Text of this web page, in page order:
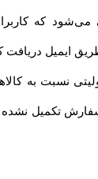
می‌شود که
ایمیل دریافت
نسبت به
تکمیل نشده